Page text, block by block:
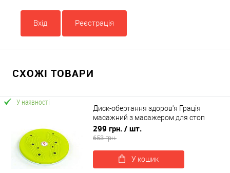
Вхід Реєстрація
СХОЖІ ТОВАРИ
У наявності
Диск-обертання здоров'я Грація
масажний з масажером для стоп
OSPORT (MS 2479)
299 грн. / шт.
653 грн.
У кошик